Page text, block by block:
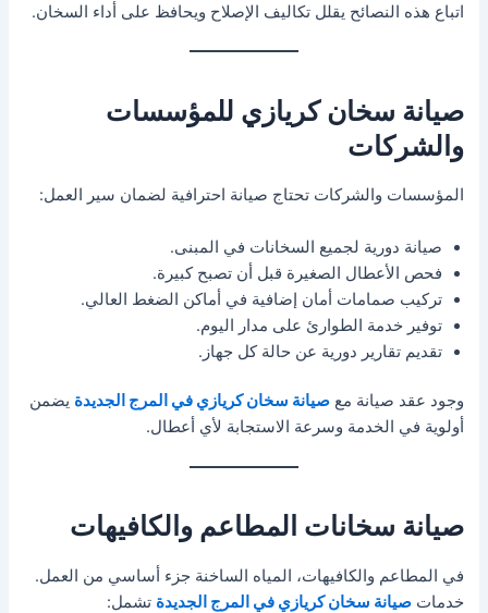
اتباع هذه النصائح يقلل تكاليف الإصلاح ويحافظ على أداء السخان.
صيانة سخان كريازي للمؤسسات
والشركات
المؤسسات والشركات تحتاج صيانة احترافية لضمان سير العمل:
صيانة دورية لجميع السخانات في المبنى.
فحص الأعطال الصغيرة قبل أن تصبح كبيرة.
تركيب صمامات أمان إضافية في أماكن الضغط العالي.
توفير خدمة الطوارئ على مدار اليوم.
تقديم تقارير دورية عن حالة كل جهاز.
وجود عقد صيانة معصيانة سخان كريازي في المرج الجديدة يضمن
أولوية في الخدمة وسرعة الاستجابة لأي أعطال.
صيانة سخانات المطاعم والكافيهات
في المطاعم والكافيهات، المياه الساخنة جزء أساسي من العمل.
خدماتصيانة سخان كريازي في المرج الجديدة تشمل: